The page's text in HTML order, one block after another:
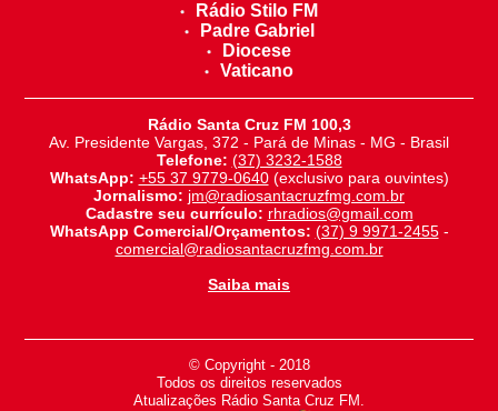
Rádio Stilo FM
Padre Gabriel
Diocese
Vaticano
Rádio Santa Cruz FM 100,3
Av. Presidente Vargas, 372 - Pará de Minas - MG - Brasil
Telefone: (37) 3232-1588
WhatsApp: +55 37 9779-0640(exclusivo para ouvintes)
Jornalismo: jm@radiosantacruzfmg.com.br
Cadastre seu currículo: rhradios@gmail.com
WhatsApp Comercial/Orçamentos: (37) 9 9971-2455-
comercial@radiosantacruzfmg.com.br
Saiba mais
© Copyright - 2018
-
Todos os direitos reservados
-
Atualizações Rádio Santa Cruz FM.